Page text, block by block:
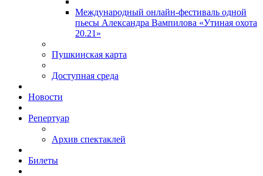
Международный онлайн-фестиваль одной
пьесы Александра Вампилова «Утиная охота
20.21»
Пушкинская карта
Доступная среда
Новости
Репертуар
Архив спектаклей
Билеты